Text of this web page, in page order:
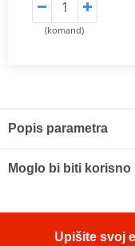
(komand)
Popis parametra
Proizvođač
Original number of
chain links
Moglo bi biti korisno
Upišite svoj